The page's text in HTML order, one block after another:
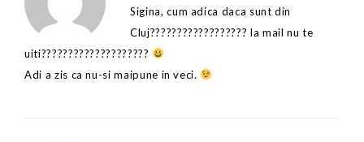
Sigina, cum adica daca sunt din
Cluj?????????????????? la mail nu te
uiti????????????????????
Adi a zis ca nu-si maipune in veci.